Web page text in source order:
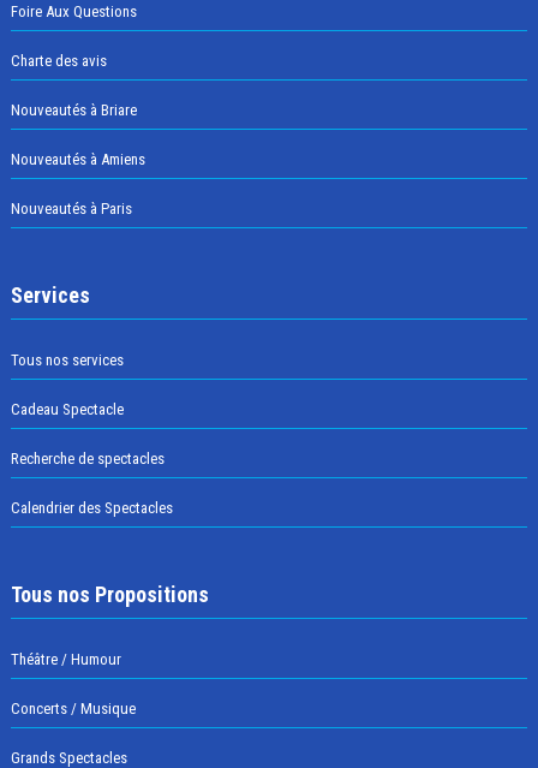
Foire Aux Questions
Charte des avis
Nouveautés à Briare
Nouveautés à Amiens
Nouveautés à Paris
Services
Tous nos services
Cadeau Spectacle
Recherche de spectacles
Calendrier des Spectacles
Tous nos Propositions
Théâtre / Humour
Concerts / Musique
Grands Spectacles